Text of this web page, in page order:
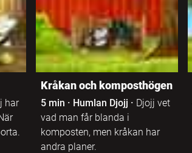
har
Kråkan och komposthögen
5 min · Humlan Djojj · Djojj vet
vad man får blanda i
komposten, men kråkan har
andra planer.